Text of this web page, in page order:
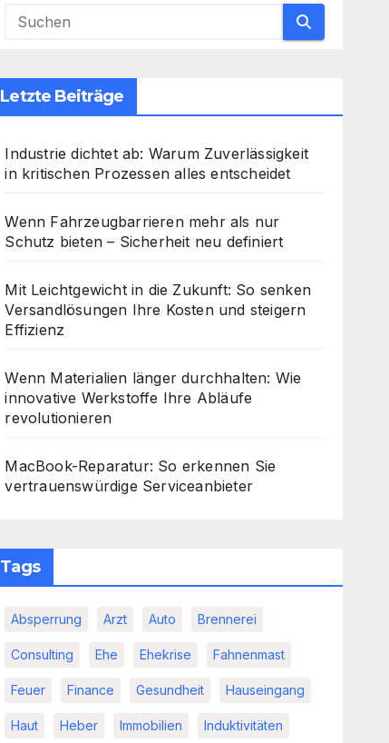
Letzte Beiträge
Industrie dichtet ab: Warum Zuverlässigkeit
in kritischen Prozessen alles entscheidet
Wenn Fahrzeugbarrieren mehr als nur
Schutz bieten – Sicherheit neu definiert
Mit Leichtgewicht in die Zukunft: So senken
Versandlösungen Ihre Kosten und steigern
Effizienz
Wenn Materialien länger durchhalten: Wie
innovative Werkstoffe Ihre Abläufe
revolutionieren
MacBook-Reparatur: So erkennen Sie
vertrauenswürdige Serviceanbieter
Tags
Absperrung Arzt Auto Brennerei
Consulting Ehe Ehekrise Fahnenmast
Feuer Finance Gesundheit Hauseingang
Haut Heber Immobilien Induktivitäten